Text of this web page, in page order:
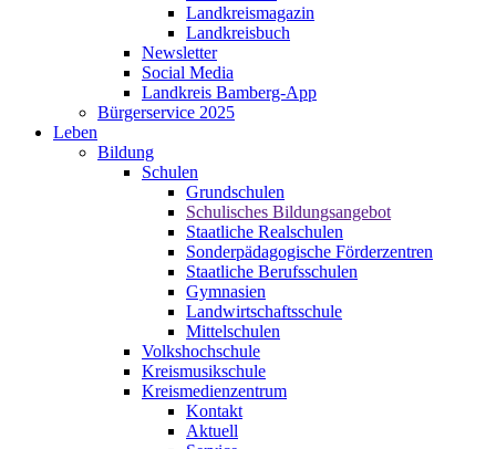
Landkreismagazin
Landkreisbuch
Newsletter
Social Media
Landkreis Bamberg-App
Bürgerservice 2025
Leben
Bildung
Schulen
Grundschulen
Schulisches Bildungsangebot
Staatliche Realschulen
Sonderpädagogische Förderzentren
Staatliche Berufsschulen
Gymnasien
Landwirtschaftsschule
Mittelschulen
Volkshochschule
Kreismusikschule
Kreismedienzentrum
Kontakt
Aktuell